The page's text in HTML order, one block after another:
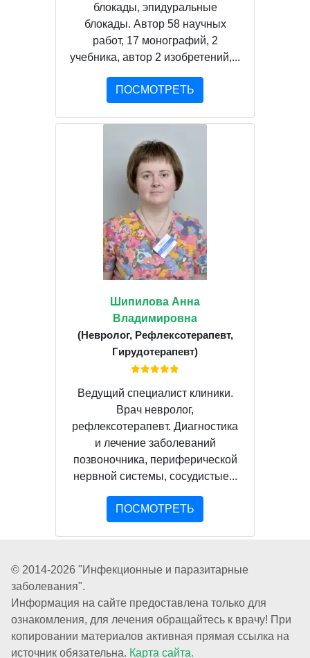
блокады, эпидуральные
блокады. Автор 58 научных
работ, 17 монографий, 2
учебника, автор 2 изобретений,...
ПОСМОТРЕТЬ
Шипилова Анна
Владимировна
(Невролог, Рефлексотерапевт,
Гирудотерапевт)
Ведущий специалист клиники.
Врач невролог,
рефлексотерапевт. Диагностика
и лечение заболеваний
позвоночника, периферической
нервной системы, сосудистые...
ПОСМОТРЕТЬ
© 2014-2026 "Инфекционные и паразитарные
заболевания".
Информация на сайте предоставлена только для
ознакомления, для лечения обращайтесь к врачу! При
копировании материалов активная прямая ссылка на
источник обязательна. Карта сайта.